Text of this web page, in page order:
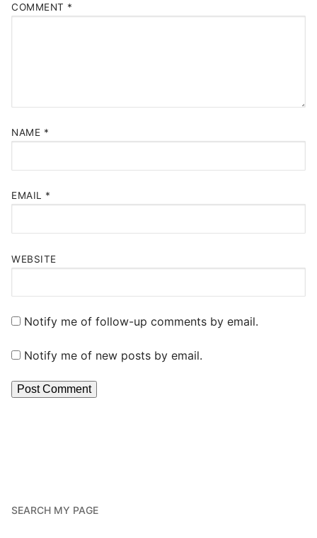
COMMENT *
NAME *
EMAIL *
WEBSITE
Notify me of follow-up comments by email.
Notify me of new posts by email.
SEARCH MY PAGE